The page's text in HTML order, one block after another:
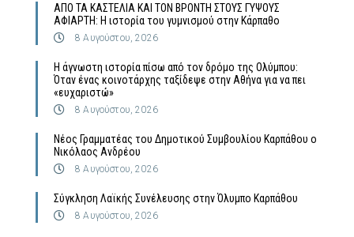
ΑΠΟ ΤΑ ΚΑΣΤΕΛΙΑ ΚΑΙ ΤΟΝ ΒΡΟΝΤΗ ΣΤΟΥΣ ΓΥΨΟΥΣ
ΑΦΙΑΡΤΗ: Η ιστορία του γυμνισμού στην Κάρπαθο
8 Αυγούστου, 2026
Η άγνωστη ιστορία πίσω από τον δρόμο της Ολύμπου:
Όταν ένας κοινοτάρχης ταξίδεψε στην Αθήνα για να πει
«ευχαριστώ»
8 Αυγούστου, 2026
Νέος Γραμματέας του Δημοτικού Συμβουλίου Καρπάθου ο
Νικόλαος Ανδρέου
8 Αυγούστου, 2026
Σύγκληση Λαϊκής Συνέλευσης στην Όλυμπο Καρπάθου
8 Αυγούστου, 2026